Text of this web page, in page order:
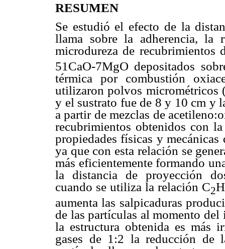
RESUMEN
Se estudió el efecto de la
llama sobre la adherencia, la
microdureza de
51CaO-7MgO depositados
térmica por combustión
utilizaron polvos micrométricos
y el sustrato fue de 8 y 10 cm y
a partir de mezclas de
recubrimientos obtenidos con
propiedades físicas y
ya que con esta relación se
más eficientemente formando
la distancia de proyección
cuando se utiliza la relación C2H
aumenta las salpicaduras
de las partículas al momento
la estructura obtenida es más
gases de 1:2 la reducción de